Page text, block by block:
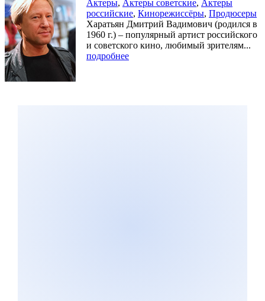
Актеры, Актеры советские, Актеры
российские, Кинорежиссёры, Продюсеры
Харатьян Дмитрий Вадимович (родился в
1960 г.) – популярный артист российского
и советского кино, любимый зрителям...
подробнее